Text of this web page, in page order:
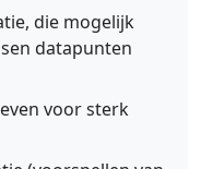
die mogelijk
datapunten
voor sterk